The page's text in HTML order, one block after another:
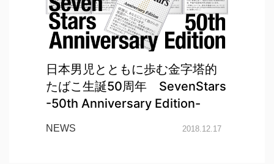
日本男児とともに歩む金字塔的
たばこ生誕50周年 SevenStars
-50th Anniversary Edition-
NEWS 2018.12.17